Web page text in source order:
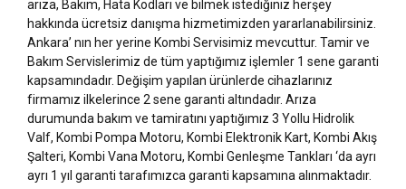
arıza, Bakım, Hata Kodları ve bilmek istediğiniz herşey
hakkında ücretsiz danışma hizmetimizden yararlanabilirsiniz.
Ankara’ nın her yerine Kombi Servisimiz mevcuttur. Tamir ve
Bakım Servislerimiz de tüm yaptığımız işlemler 1 sene garanti
kapsamındadır. Değişim yapılan ürünlerde cihazlarınız
firmamız ilkelerince 2 sene garanti altındadır. Arıza
durumunda bakım ve tamiratını yaptığımız 3 Yollu Hidrolik
Valf, Kombi Pompa Motoru, Kombi Elektronik Kart, Kombi Akış
Şalteri, Kombi Vana Motoru, Kombi Genleşme Tankları ‘da ayrı
ayrı 1 yıl garanti tarafımızca garanti kapsamına alınmaktadır.